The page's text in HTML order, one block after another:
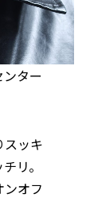
ター
スッキ
リ。
オフ